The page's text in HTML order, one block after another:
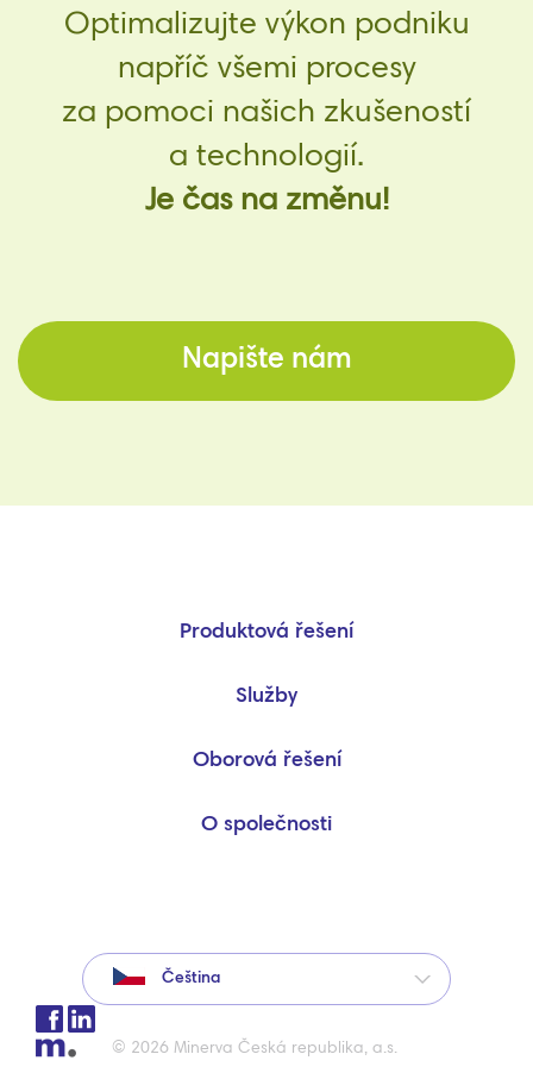
Optimalizujte výkon podniku
napříč všemi procesy
za pomoci našich zkušeností
a technologií.
Je čas na změnu!
Napište nám
Produktová řešení
Služby
Oborová řešení
O společnosti
Čeština
© 2026 Minerva Česká republika, a.s.